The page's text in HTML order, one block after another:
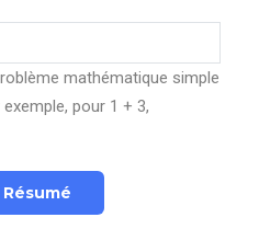
mathématique simple
pour 1 + 3,